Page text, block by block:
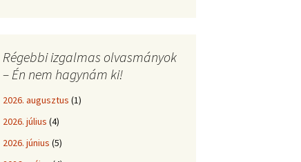
Régebbi izgalmas olvasmányok
– Én nem hagynám ki!
2026. augusztus (1)
2026. július (4)
2026. június (5)